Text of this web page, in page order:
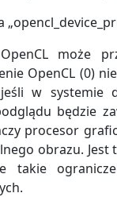
może
OpenCL (0)
w systemie
będzie
procesor
obrazu. Jest
takie